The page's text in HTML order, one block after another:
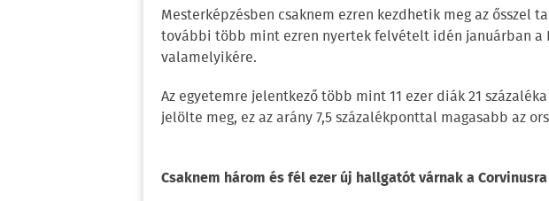
Mesterképzésben csaknem ezren kezdhetik meg az ősszel
további több mint ezren nyertek felvételt idén januárban a
valamelyikére.
Az egyetemre jelentkező több mint 11 ezer diák 21
jelölte meg, ez az arány 7,5 százalékponttal magasabb az
Csaknem három és fél ezer új hallgatót várnak a Corvinusra